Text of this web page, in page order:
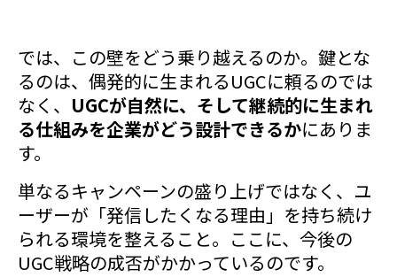
では、この壁をどう乗り越えるのか。鍵とな
るのは、偶発的に生まれるUGCに頼るのでは
なく、 UGCが自然に、そして継続的に生まれ
る仕組みを企業がどう設計できるかにありま
す。
単なるキャンペーンの盛り上げではなく、ユ
ーザーが「発信したくなる理由」を持ち続け
られる環境を整えること。ここに、今後の
UGC戦略の成否がかかっているのです。